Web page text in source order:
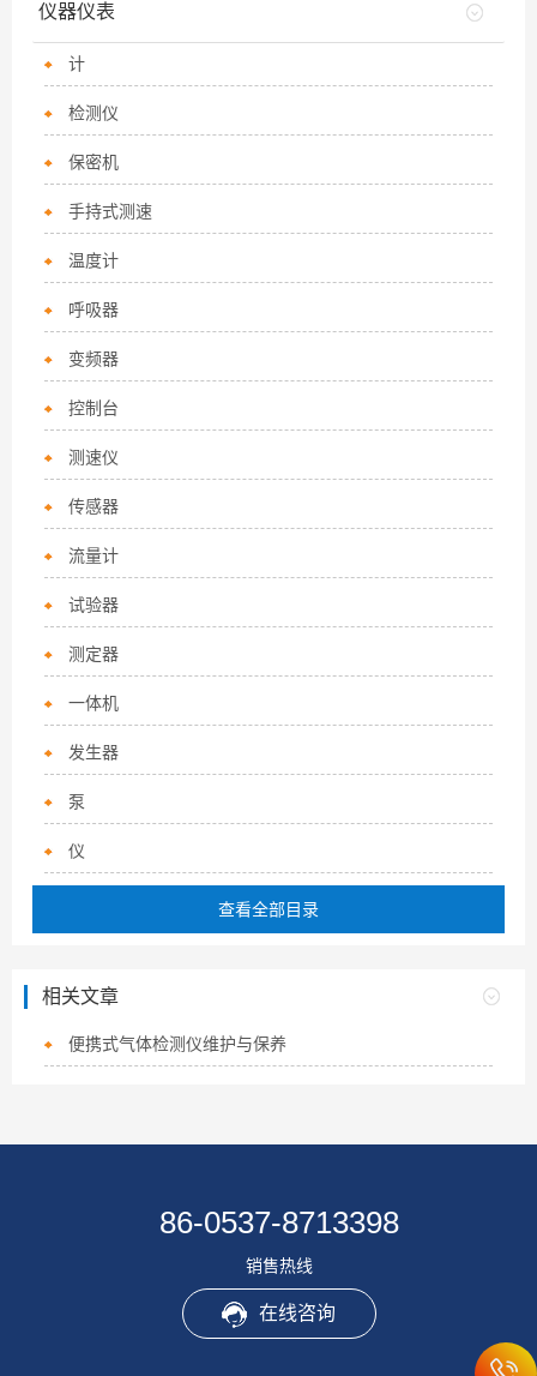
仪器仪表
计
检测仪
保密机
手持式测速
温度计
呼吸器
变频器
控制台
测速仪
传感器
流量计
试验器
测定器
一体机
发生器
泵
仪
查看全部目录
相关文章
便携式气体检测仪维护与保养
86-0537-8713398
销售热线
在线咨询